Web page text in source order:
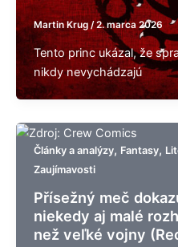
Martin Krug/2. marca 2026
Tento princ ukázal, že
nikdy nevychádzajú
Články a analýzy, Fantasy,
Zaujímavosti
Přísežný meč
niekedy aj malé
než veľké vojny